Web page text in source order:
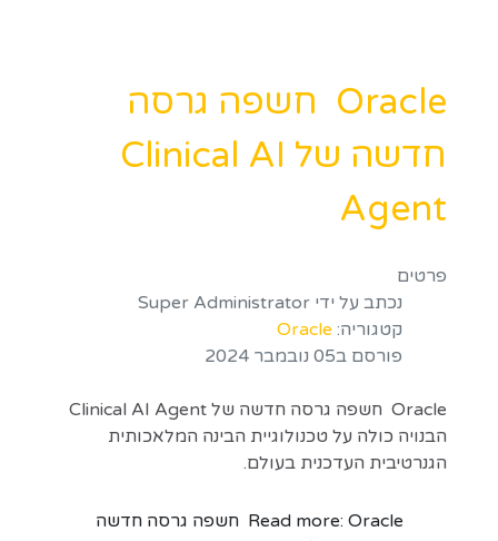
Oracle חשפה גרסה
חדשה של Clinical AI
Agent
פרטים
נכתב על ידי Super Administrator
קטגוריה: Oracle
פורסם ב05 נובמבר 2024
Oracle חשפה גרסה חדשה של Clinical AI Agent
הבנויה כולה על טכנולוגיית הבינה המלאכותית
הגנרטיבית העדכנית בעולם.
Read more: Oracle חשפה גרסה חדשה